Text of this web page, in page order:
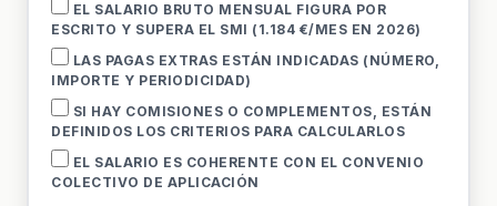
EL SALARIO BRUTO MENSUAL FIGURA POR
ESCRITO Y SUPERA EL SMI (1.184 €/MES EN 2026)
LAS PAGAS EXTRAS ESTÁN INDICADAS (NÚMERO,
IMPORTE Y PERIODICIDAD)
SI HAY COMISIONES O COMPLEMENTOS, ESTÁN
DEFINIDOS LOS CRITERIOS PARA CALCULARLOS
EL SALARIO ES COHERENTE CON EL CONVENIO
COLECTIVO DE APLICACIÓN